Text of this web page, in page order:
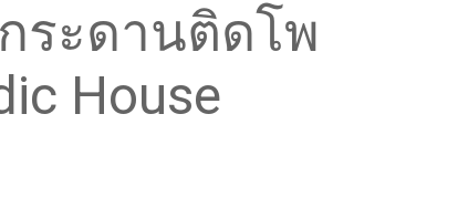
ระดานติดโพ
House